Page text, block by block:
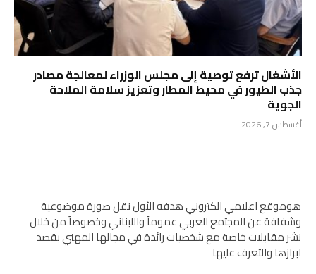
الأشغال ترفع توصية إلى مجلس الوزراء لمعالجة مصادر
جذب الطيور في محيط المطار وتعزيز سلامة الملاحة
الجوية
أغسطس 7, 2026
هوموقع اعلامي الكتروني هدفه الأول نقل صورة موضوعية
وشفافة عن المجتمع العربي عموماً واللبناني وخصوصاً من خلال
نشر مقابلات خاصة مع شخصيات رائدة في مجالها المهني بقصد
ابرازها والتعرف عليها